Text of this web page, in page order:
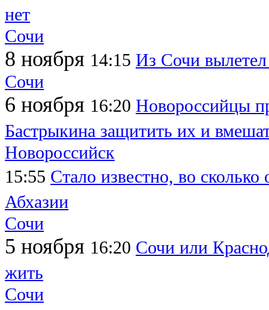
нет
Сочи
8 ноября 14:15 Из Сочи
Сочи
6 ноября 16:20 Новороссийцы
Бастрыкина защитить их и
Новороссийск
15:55 Стало известно, во сколько
Абхазии
Сочи
5 ноября 16:20 Сочи или
жить
Сочи